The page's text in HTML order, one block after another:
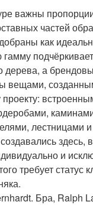
важны
частей
как
гамму
дерева, а
вещами,
проекту:
лестницами
здесь,
и
требует статус
Бра, Ralph